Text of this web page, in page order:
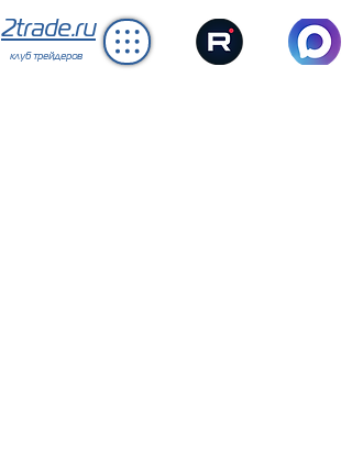
2trade.ru
клуб трейдеров